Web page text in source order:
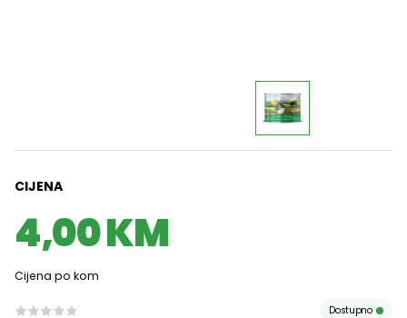
CIJENA
4,00 KM
Cijena po kom
Dostupno